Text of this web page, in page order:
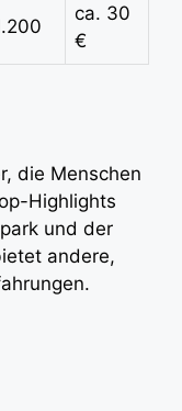
ca. 30
€
die Menschen
Highlights
und der
andere,